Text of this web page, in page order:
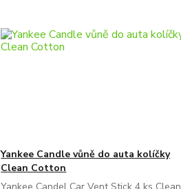
Yankee Candle vůně do auta kolíčky
Clean Cotton